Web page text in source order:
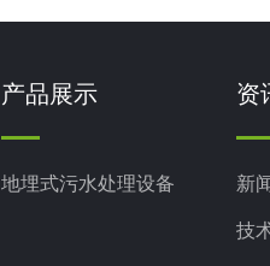
产品展示
地埋式污水处理设备
资
新
技